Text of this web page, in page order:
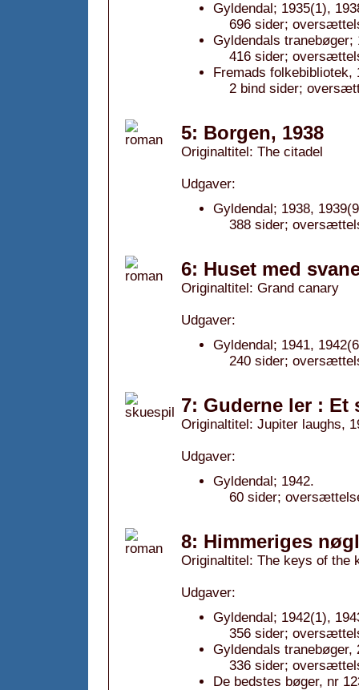
Gyldendal; 1935(1),
696 sider;
Gyldendals tranebøger;
416 sider;
Fremads folkebibliotek,
2 bind sider;
5: Borgen, 1938
Originaltitel: The citadel
Udgaver:
Gyldendal; 1938,
388 sider;
6: Huset med
Originaltitel: Grand canary
Udgaver:
Gyldendal; 1941,
240 sider;
7: Guderne ler : Et
Originaltitel: Jupiter laughs,
Udgaver:
Gyldendal; 1942.
60 sider;
8: Himmeriges
Originaltitel: The keys of the
Udgaver:
Gyldendal; 1942(1),
356 sider;
Gyldendals tranebøger,
336 sider;
De bedstes bøger, nr